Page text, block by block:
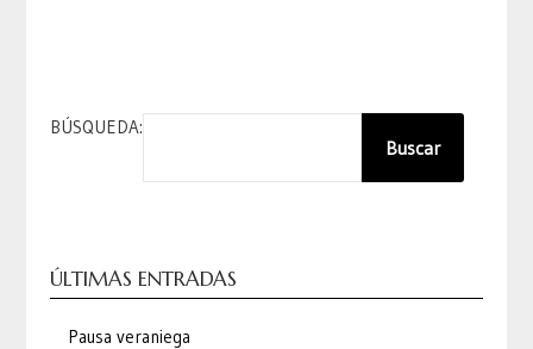
BÚSQUEDA:
Buscar
ÚLTIMAS ENTRADAS
Pausa veraniega